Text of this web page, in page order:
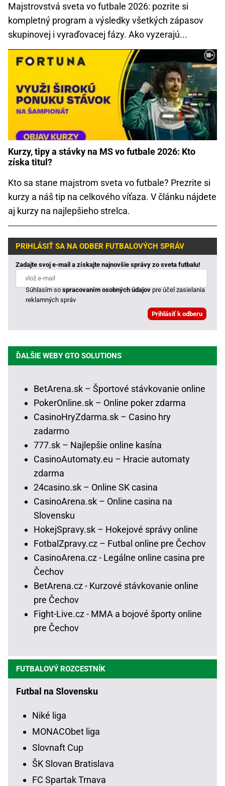
Majstrovstvá sveta vo futbale 2026: pozrite si
kompletný program a výsledky všetkých zápasov
skupinovej i vyraďovacej fázy. Ako vyzerajú...
Kurzy, tipy a stávky na MS vo futbale 2026: Kto
získa titul?
Kto sa stane majstrom sveta vo futbale? Prezrite si
kurzy a náš tip na celkového víťaza. V článku nájdete
aj kurzy na najlepšieho strelca.
PRIHLÁSIŤ SA NA ODBER FUTBALOVÝCH SPRÁV
Zadajte svoj e-mail a získajte najnovšie správy zo sveta futbalu!
Súhlasím sospracovaním osobných údajovpre účel zasielania
reklamných správ
ĎALŠIE WEBY GTO SOLUTIONS
BetArena.sk – Športové stávkovanie online
PokerOnline.sk – Online poker zdarma
CasinoHryZdarma.sk – Casino hry
zadarmo
777.sk – Najlepšie online kasína
CasinoAutomaty.eu – Hracie automaty
zdarma
24casino.sk – Online SK casina
CasinoArena.sk – Online casina na
Slovensku
HokejSpravy.sk – Hokejové správy online
FotbalZpravy.cz – Futbal online pre Čechov
CasinoArena.cz - Legálne online casina pre
Čechov
BetArena.cz - Kurzové stávkovanie online
pre Čechov
Fight-Live.cz - MMA a bojové športy online
pre Čechov
FUTBALOVÝ ROZCESTNÍK
Futbal na Slovensku
Niké liga
MONACObet liga
Slovnaft Cup
ŠK Slovan Bratislava
FC Spartak Trnava